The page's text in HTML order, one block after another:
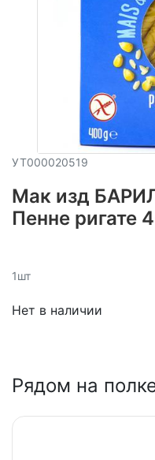
УТ000020519
Мак изд
Пенне ригате
1шт
Нет в наличии
Рядом на